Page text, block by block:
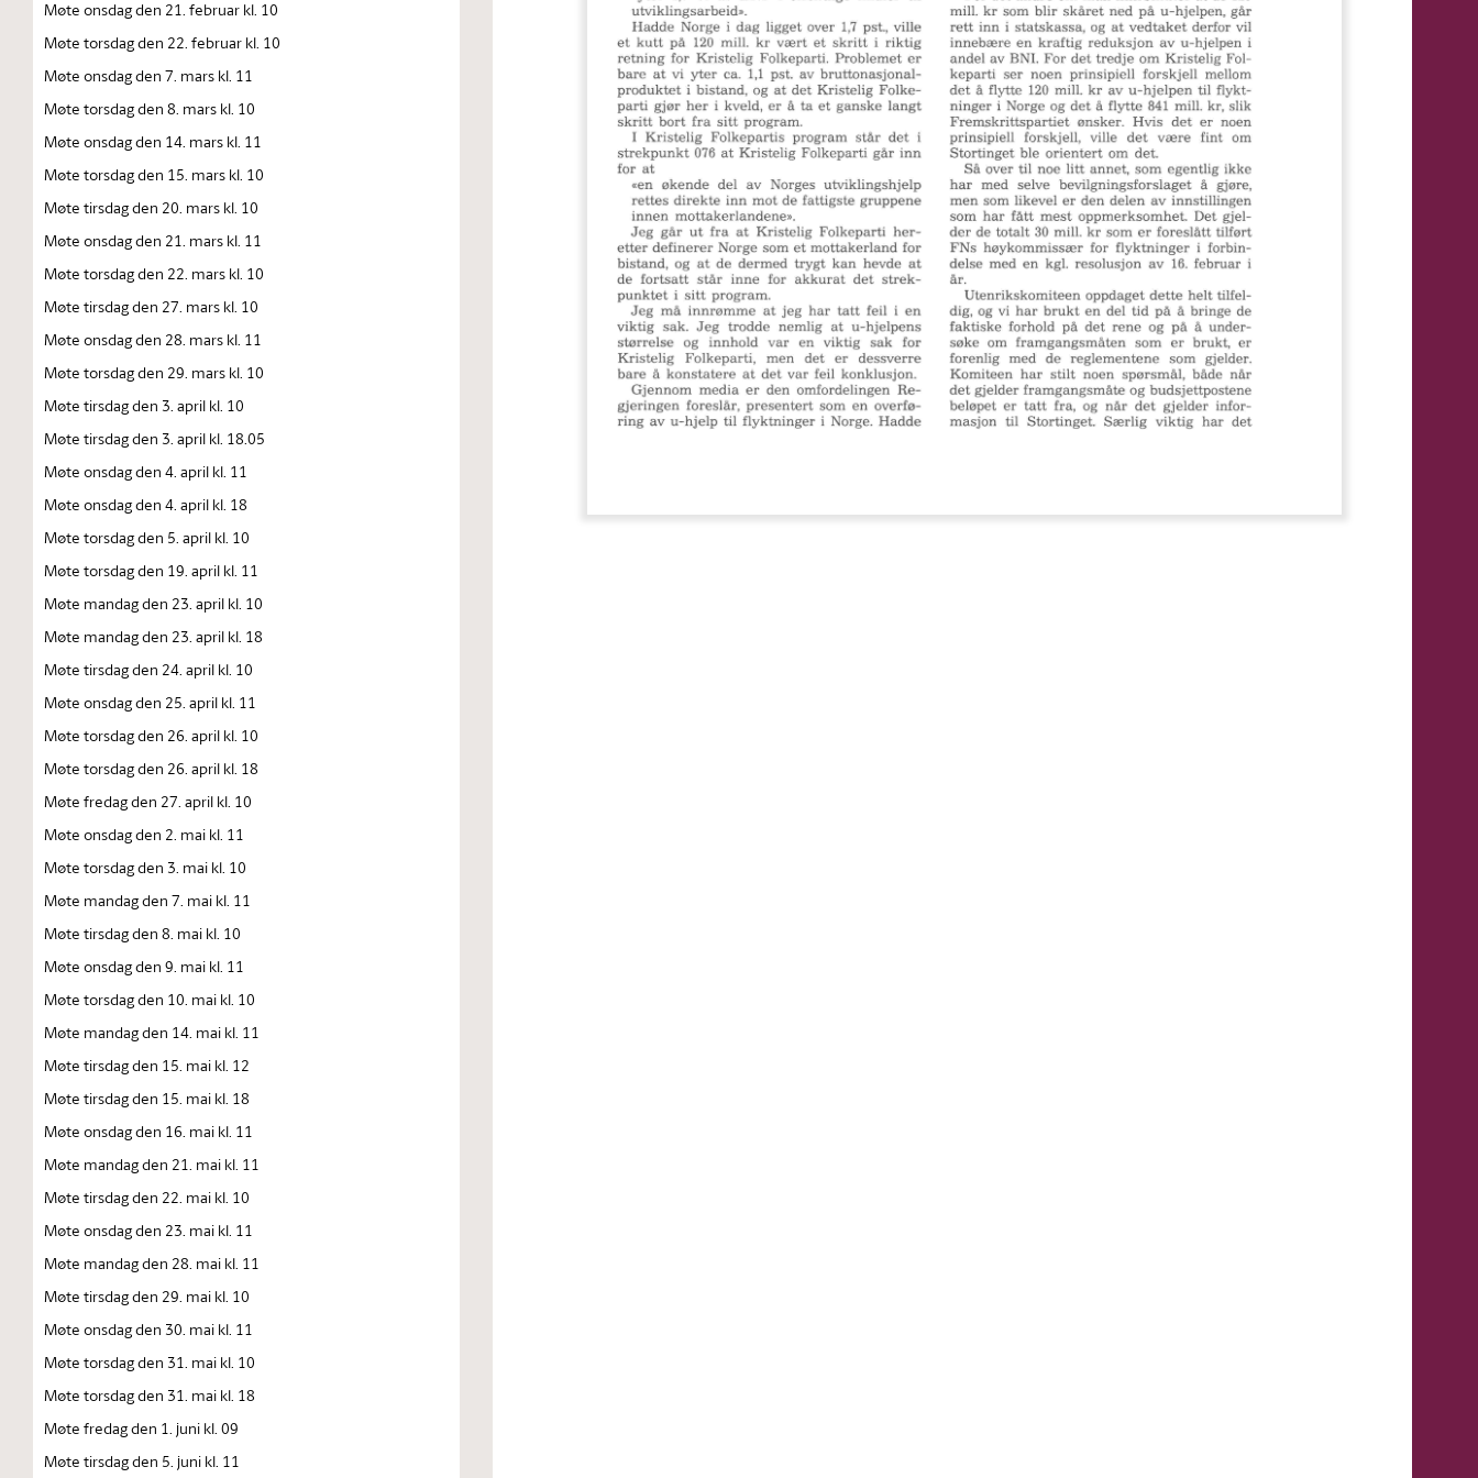
Møte onsdag den 21. februar kl. 10
Møte torsdag den 22. februar kl. 10
Møte onsdag den 7. mars kl. 11
Møte torsdag den 8. mars kl. 10
Møte onsdag den 14. mars kl. 11
Møte torsdag den 15. mars kl. 10
Møte tirsdag den 20. mars kl. 10
Møte onsdag den 21. mars kl. 11
Møte torsdag den 22. mars kl. 10
Møte tirsdag den 27. mars kl. 10
Møte onsdag den 28. mars kl. 11
Møte torsdag den 29. mars kl. 10
Møte tirsdag den 3. april kl. 10
Møte tirsdag den 3. april kl. 18.05
Møte onsdag den 4. april kl. 11
Møte onsdag den 4. april kl. 18
Møte torsdag den 5. april kl. 10
Møte torsdag den 19. april kl. 11
Møte mandag den 23. april kl. 10
Møte mandag den 23. april kl. 18
Møte tirsdag den 24. april kl. 10
Møte onsdag den 25. april kl. 11
Møte torsdag den 26. april kl. 10
Møte torsdag den 26. april kl. 18
Møte fredag den 27. april kl. 10
Møte onsdag den 2. mai kl. 11
Møte torsdag den 3. mai kl. 10
Møte mandag den 7. mai kl. 11
Møte tirsdag den 8. mai kl. 10
Møte onsdag den 9. mai kl. 11
Møte torsdag den 10. mai kl. 10
Møte mandag den 14. mai kl. 11
Møte tirsdag den 15. mai kl. 12
Møte tirsdag den 15. mai kl. 18
Møte onsdag den 16. mai kl. 11
Møte mandag den 21. mai kl. 11
Møte tirsdag den 22. mai kl. 10
Møte onsdag den 23. mai kl. 11
Møte mandag den 28. mai kl. 11
Møte tirsdag den 29. mai kl. 10
Møte onsdag den 30. mai kl. 11
Møte torsdag den 31. mai kl. 10
Møte torsdag den 31. mai kl. 18
Møte fredag den 1. juni kl. 09
Møte tirsdag den 5. juni kl. 11